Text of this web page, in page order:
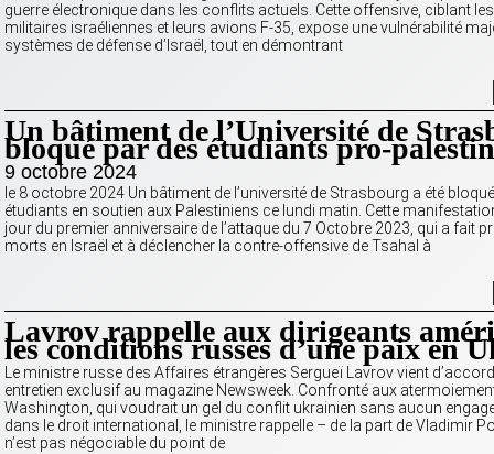
guerre électronique dans les conflits actuels. Cette offensive, ciblant
militaires israéliennes et leurs avions F-35, expose une vulnérabilité
systèmes de défense d’Israël, tout en démontrant
Un bâtiment de l’Université de
bloqué par des étudiants pro-
9 octobre 2024
le 8 octobre 2024 Un bâtiment de l’université de Strasbourg a été
étudiants en soutien aux Palestiniens ce lundi matin. Cette
jour du premier anniversaire de l’attaque du 7 Octobre 2023, qui a fait
morts en Israël et à déclencher la contre-offensive de Tsahal à
Lavrov rappelle aux dirigeants
les conditions russes d’une paix en
Le ministre russe des Affaires étrangères Sergueï Lavrov vient
entretien exclusif au magazine Newsweek. Confronté aux
Washington, qui voudrait un gel du conflit ukrainien sans aucun
dans le droit international, le ministre rappelle – de la part de Vladimir
n’est pas négociable du point de